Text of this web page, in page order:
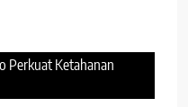
Perkuat Ketahanan